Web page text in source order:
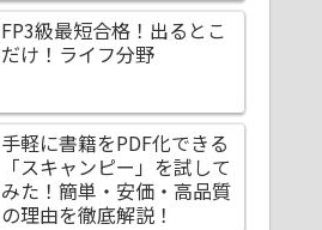
FP3級最短合格！出るとこ
だけ！ライフ分野
手軽に書籍をPDF化できる
「スキャンピー」を試して
みた！簡単・安価・高品質
の理由を徹底解説！